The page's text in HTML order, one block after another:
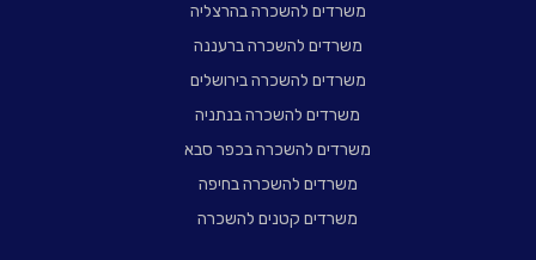
משרדים להשכרה בהרצליה
משרדים להשכרה ברעננה
משרדים להשכרה בירושלים
משרדים להשכרה בנתניה
משרדים להשכרה בכפר סבא
משרדים להשכרה בחיפה
משרדים קטנים להשכרה